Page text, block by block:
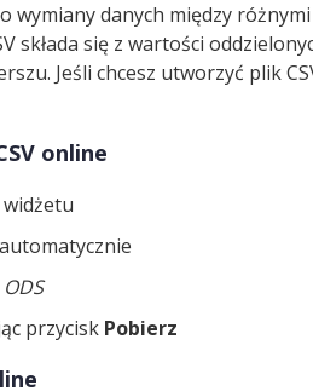
wymiany danych między
składa się z wartości
Jeśli chcesz utworzyć plik
online
przycisk Pobierz